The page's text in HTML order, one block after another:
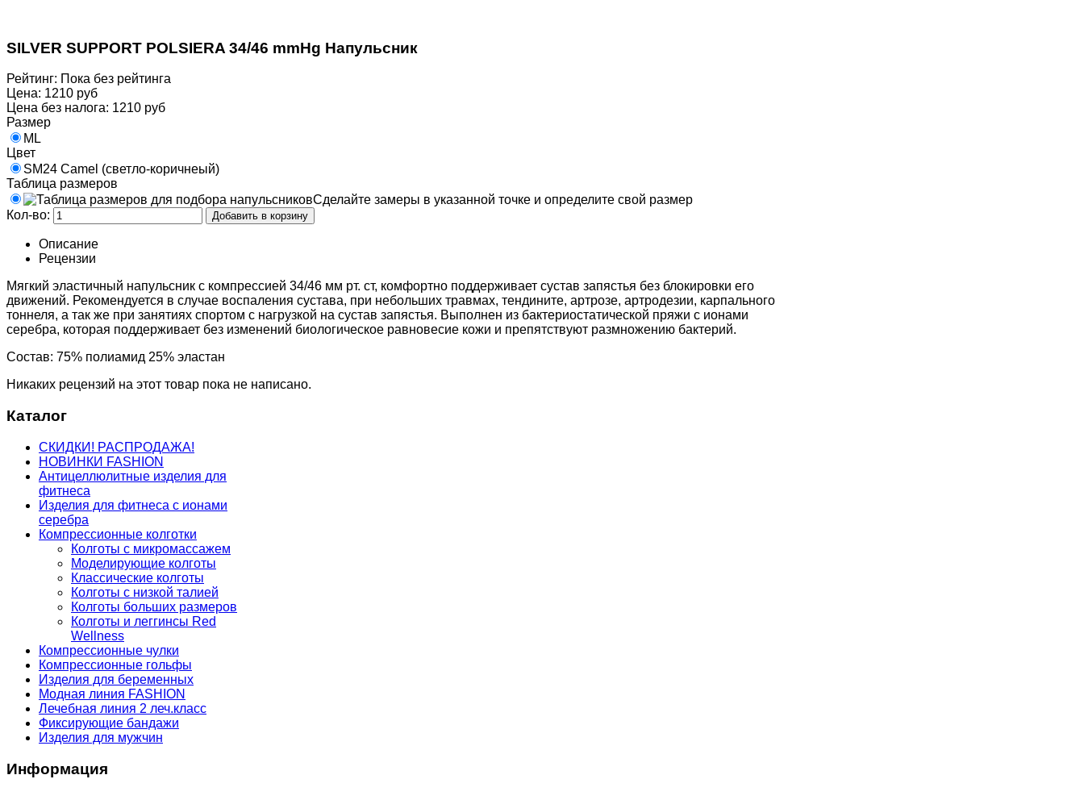
SILVER SUPPORT POLSIERA 34/46 mmHg Напульсник
Рейтинг: Пока без рейтинга
Цена: 1210 руб
Цена без налога: 1210 руб
Размер
ML
Цвет
SM24 Camel (светло-коричнеый)
Таблица размеров
Сделайте замеры в указанной точке и определите свой размер
Кол-во:
Описание
Рецензии
Мягкий эластичный напульсник с компрессией 34/46 мм рт. ст, комфортно поддерживает сустав запястья без блокировки его
движений. Рекомендуется в случае воспаления сустава, при небольших травмах, тендините, артрозе, артродезии, карпального
тоннеля, а так же при занятиях спортом с нагрузкой на сустав запястья. Выполнен из бактериостатической пряжи с ионами
серебра, которая поддерживает без изменений биологическое равновесие кожи и препятствуют размножению бактерий.
Состав: 75% полиамид 25% эластан
Никаких рецензий на этот товар пока не написано.
Каталог
СКИДКИ! РАСПРОДАЖА!
НОВИНКИ FASHION
Антицеллюлитные изделия для
фитнеса
Изделия для фитнеса с ионами
серебра
Компрессионные колготки
Колготы с микромассажем
Моделирующие колготы
Классические колготы
Колготы с низкой талией
Колготы больших размеров
Колготы и леггинсы Red
Wellness
Компрессионные чулки
Компрессионные гольфы
Изделия для беременных
Модная линия FASHION
Лечебная линия 2 леч.класс
Фиксирующие бандажи
Изделия для мужчин
Информация